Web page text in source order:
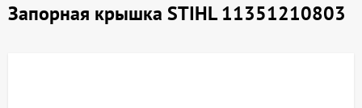
Запорная крышка STIHL 11351210803